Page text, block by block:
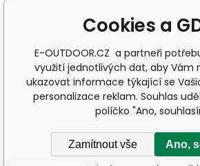
Cookies a
E-OUTDOOR.CZ a partneři
využití jednotlivých dat, aby Vám
ukazovat informace týkající se
personalizace reklam. Souhlas
políčko "Ano,
Zamítnout vše Ano,